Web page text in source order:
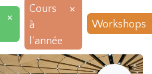
×
Cours
à
l'année
×
Workshops